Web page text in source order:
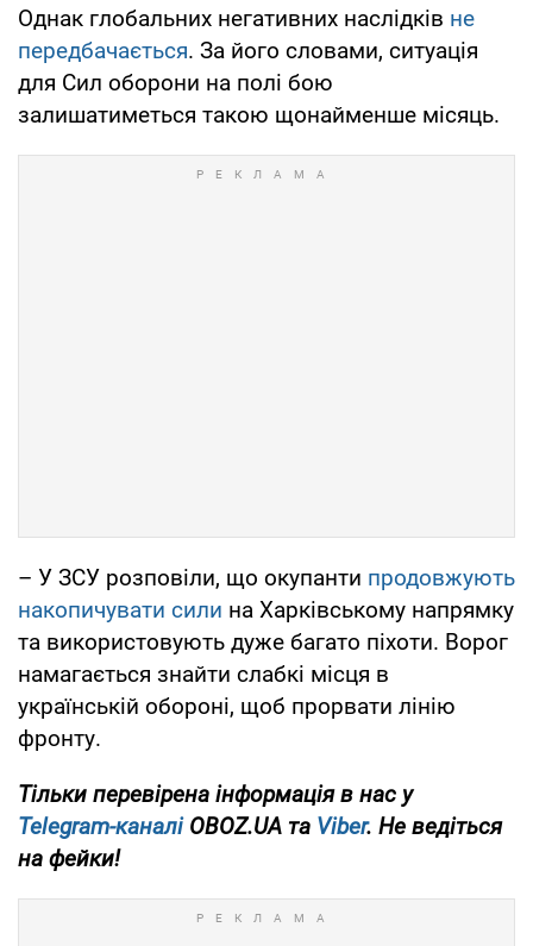
Однак глобальних негативних наслідків не
передбачається. За його словами, ситуація
для Сил оборони на полі бою
залишатиметься такою щонайменше місяць.
– У ЗСУ розповіли, що окупанти продовжують
накопичувати сили на Харківському напрямку
та використовують дуже багато піхоти. Ворог
намагається знайти слабкі місця в
українській обороні, щоб прорвати лінію
фронту.
Тільки перевірена інформація в нас у
Telegram-каналіOBOZ.UA та Viber. Не ведіться
на фейки!